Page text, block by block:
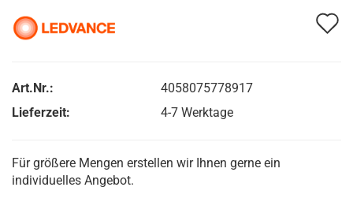
Art.Nr.:
4058075778917
Lieferzeit:
4-7 Werktage
Für größere Mengen erstellen wir Ihnen gerne ein
individuelles Angebot.